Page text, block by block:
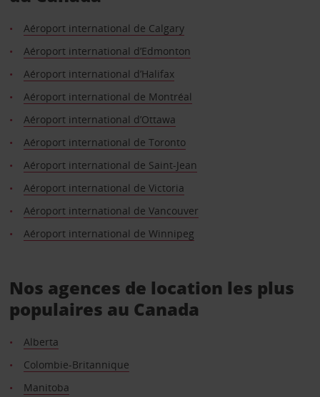
Aéroport international de Calgary
Aéroport international d’Edmonton
Aéroport international d’Halifax
Aéroport international de Montréal
Aéroport international d’Ottawa
Aéroport international de Toronto
Aéroport international de Saint-Jean
Aéroport international de Victoria
Aéroport international de Vancouver
Aéroport international de Winnipeg
Nos agences de location les plus
populaires au Canada
Alberta
Colombie-Britannique
Manitoba